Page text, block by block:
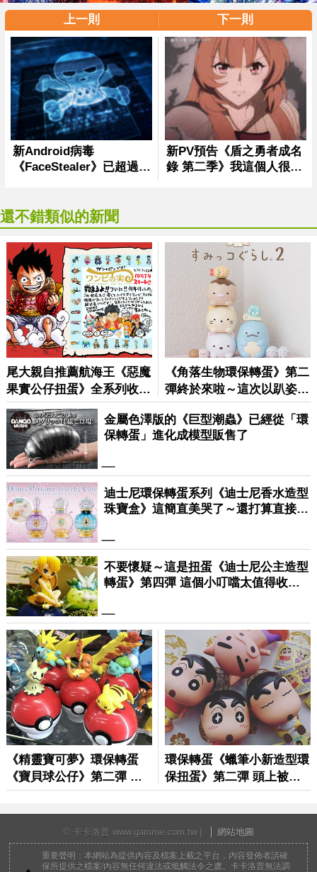
上一則 下一則
還不錯類似的新聞
© 卡卡洛普 www.gamme.com.tw | 網站地圖
重要聲明：本網站為提供內容及檔案上載之平台，內容發佈者請確
保所提供之檔案/內容無任何違法或牴觸法令之虞。卡卡洛普無法調